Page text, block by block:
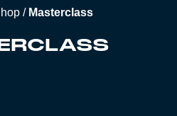
/ Masterclass